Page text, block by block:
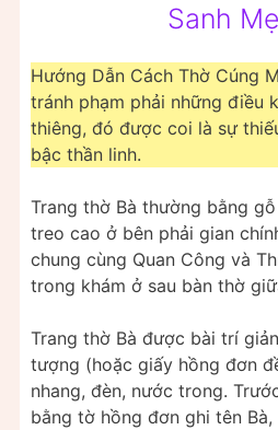
Sanh
Hướng Dẫn Cách Thờ Cúng
tránh phạm phải những điều
thiêng, đó được coi là sự
bậc thần linh.
Trang thờ Bà thường bằng
treo cao ở bên phải gian
chung cùng Quan Công và
trong khám ở sau bàn thờ
Trang thờ Bà được bài trí
tượng (hoặc giấy hồng đơn
nhang, đèn, nước trong.
bằng tờ hồng đơn ghi tên